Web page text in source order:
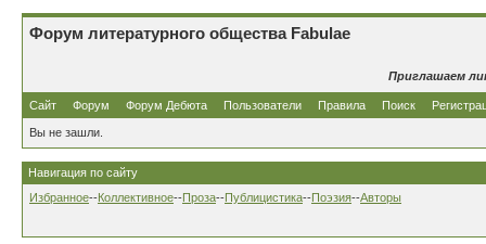
Форум литературного общества Fabulae
Приглашаем
Сайт Форум Форум Дебюта Пользователи Правила Поиск
Вы не зашли.
Навигация по сайту
Избранное--Коллективное--Проза--Публицистика--Поэзия--Авторы